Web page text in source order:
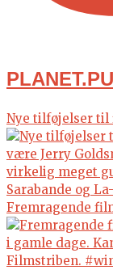
Nye tilføjelser til
Fremragende